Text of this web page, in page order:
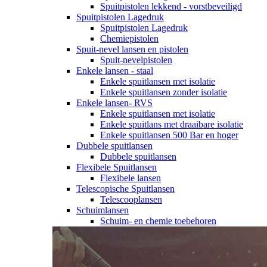
Spuitpistolen lekkend - vorstbeveiligd
Spuitpistolen Lagedruk
Spuitpistolen Lagedruk
Chemiepistolen
Spuit-nevel lansen en pistolen
Spuit-nevelpistolen
Enkele lansen - staal
Enkele spuitlansen met isolatie
Enkele spuitlansen zonder isolatie
Enkele lansen- RVS
Enkele spuitlansen met isolatie
Enkele spuitlans met draaibare isolatie
Enkele spuitlansen 500 Bar en hoger
Dubbele spuitlansen
Dubbele spuitlansen
Flexibele Spuitlansen
Flexibele lansen
Telescopische Spuitlansen
Telescooplansen
Schuimlansen
Schuim- en chemie toebehoren